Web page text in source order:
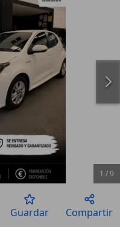
1 /9
Guardar Compartir